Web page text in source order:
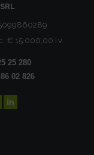
€ 15.000,00 i.v.
25 280
02 826